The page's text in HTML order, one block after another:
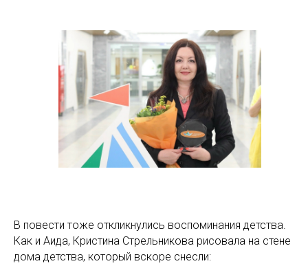
В повести тоже откликнулись воспоминания детства.
Как и Аида, Кристина Стрельникова рисовала на стене
дома детства, который вскоре снесли: